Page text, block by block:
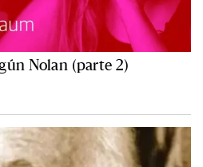
Nolan (parte 2)